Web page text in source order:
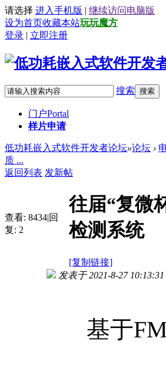
请选择 进入手机版 | 继续访问电脑版
设为首页收藏本站玩玩魔方
登录 | 立即注册
搜索 搜索
门户Portal
样片申请
低功耗嵌入式软件开发者论坛»论坛 ›
质 ...
返回列表 发新帖
查看: 8434|回
复: 2
往届“复微
检测系统
[复制链接]
发表于 2021-8-27 10:13:31
基于